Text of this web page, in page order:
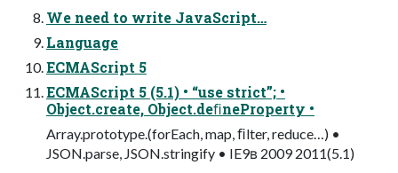
We need to write JavaScript…
Language
ECMAScript 5
ECMAScript 5 (5.1) • “use strict”; •
Object.create, Object.deﬁneProperty •
Array.prototype.(forEach, map, ﬁlter, reduce…) •
JSON.parse, JSON.stringify • IE9ʙ 2009 2011(5.1)